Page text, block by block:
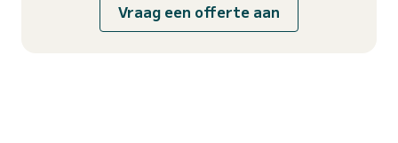
Vraag een offerte aan